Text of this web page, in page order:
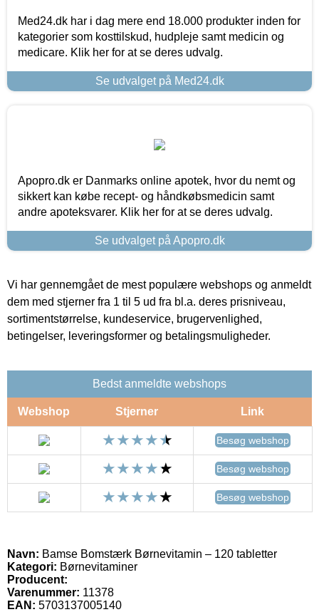
Med24.dk har i dag mere end 18.000 produkter inden for
kategorier som kosttilskud, hudpleje samt medicin og
medicare. Klik her for at se deres udvalg.
Se udvalget på Med24.dk
Apopro.dk er Danmarks online apotek, hvor du nemt og
sikkert kan købe recept- og håndkøbsmedicin samt
andre apoteksvarer. Klik her for at se deres udvalg.
Se udvalget på Apopro.dk
Vi har gennemgået de mest populære webshops og anmeldt
dem med stjerner fra 1 til 5 ud fra bl.a. deres prisniveau,
sortimentstørrelse, kundeservice, brugervenlighed,
betingelser, leveringsformer og betalingsmuligheder.
Bedst anmeldte webshops
Webshop Stjerner Link
Besøg webshop
Besøg webshop
Besøg webshop
Navn: Bamse Bomstærk Børnevitamin – 120 tabletter
Kategori: Børnevitaminer
Producent:
Varenummer: 11378
EAN: 5703137005140